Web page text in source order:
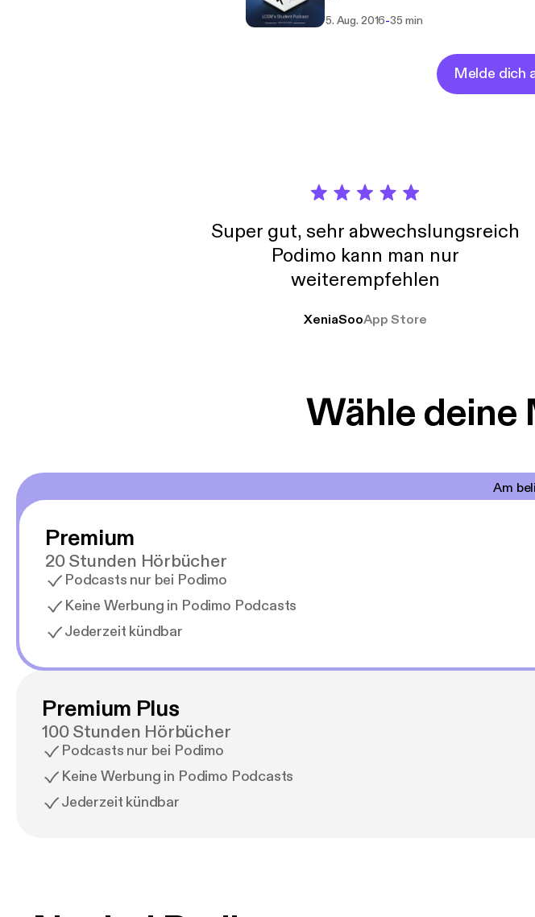
5. Aug. 2016-35 min
Melde dich
Super gut, sehr abwechslungsreich
Podimo kann man nur
weiterempfehlen
XeniaSooApp Store
Wähle
Am
Premium
20 Stunden Hörbücher
Podcasts nur bei Podimo
Keine Werbung in Podimo Podcasts
Jederzeit kündbar
Premium Plus
100 Stunden Hörbücher
Podcasts nur bei Podimo
Keine Werbung in Podimo Podcasts
Jederzeit kündbar